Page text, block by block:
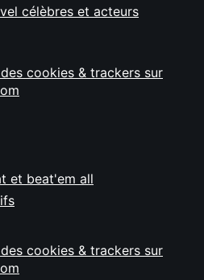
célèbres et acteurs
cookies & trackers sur
et beat'em all
cookies & trackers sur